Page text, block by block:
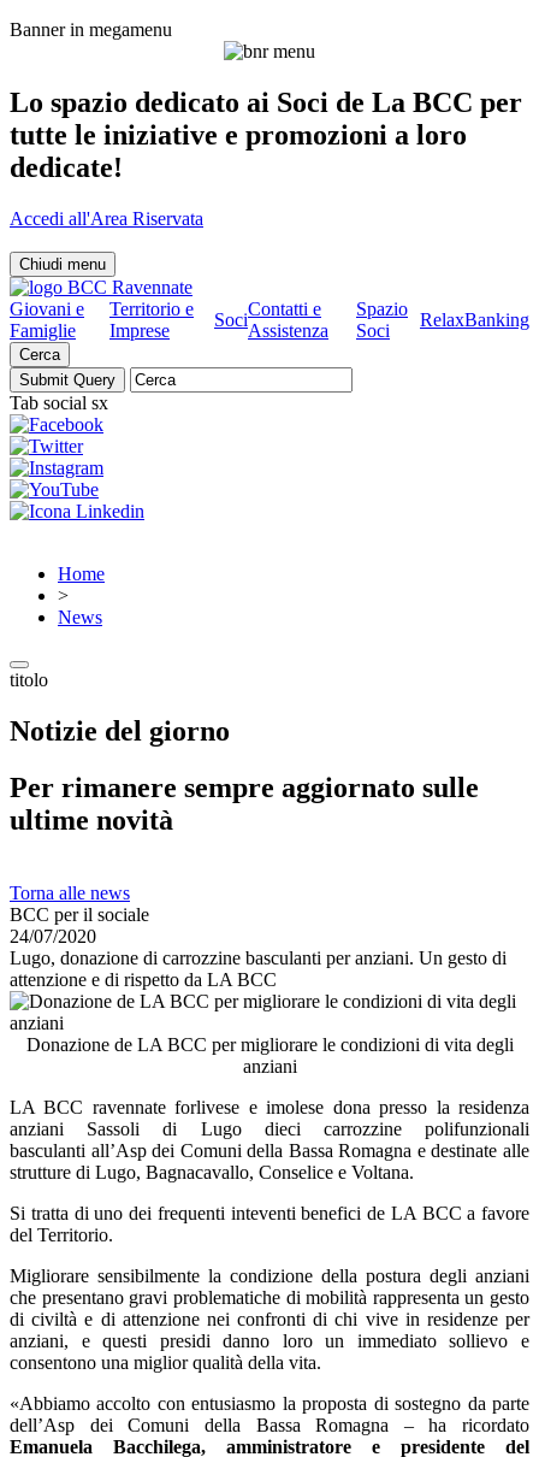
Banner in megamenu
Lo spazio dedicato ai Soci de La BCC per
tutte le iniziative e promozioni a loro
dedicate!
Accedi all'Area Riservata
Chiudi menu
Giovani e
Famiglie
Territorio e
Imprese
Soci
Contatti e
Assistenza
Spazio
Soci
RelaxBanking
Cerca
Tab social sx
Home
>
News
titolo
Notizie del giorno
Per rimanere sempre aggiornato sulle
ultime novità
Torna alle news
BCC per il sociale
24/07/2020
Lugo, donazione di carrozzine basculanti per anziani. Un gesto di
attenzione e di rispetto da LA BCC
Donazione de LA BCC per migliorare le condizioni di vita degli
anziani
LA BCC ravennate forlivese e imolese dona presso la residenza
anziani Sassoli di Lugo dieci carrozzine polifunzionali
basculanti all’Asp dei Comuni della Bassa Romagna e destinate alle
strutture di Lugo, Bagnacavallo, Conselice e Voltana.
Si tratta di uno dei frequenti inteventi benefici de LA BCC a favore
del Territorio.
Migliorare sensibilmente la condizione della postura degli anziani
che presentano gravi problematiche di mobilità rappresenta un gesto
di civiltà e di attenzione nei confronti di chi vive in residenze per
anziani, e questi presidi danno loro un immediato sollievo e
consentono una miglior qualità della vita.
«Abbiamo accolto con entusiasmo la proposta di sostegno da parte
dell’Asp dei Comuni della Bassa Romagna – ha ricordato
Emanuela Bacchilega, amministratore e presidente del